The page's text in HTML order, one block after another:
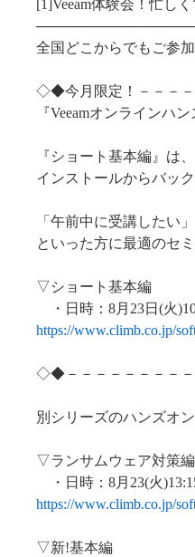
[1]Veeam体験会！忙し
全国どこからでもご参
◇◆今月限定！－－－
『Veeamオンラインハ
『ショート基本編』は
インストールからバッ
「午前中に受講したい
といった方に最適のセ
▽ショート基本編
・日時：8月23日(火
https://www.climb.co.jp/
◇◆－－－－－－－－
別シリーズのハンズオ
▽ランサムウェア対策編
・日時：8月23(火
https://www.climb.co.jp/
▽新!基本編